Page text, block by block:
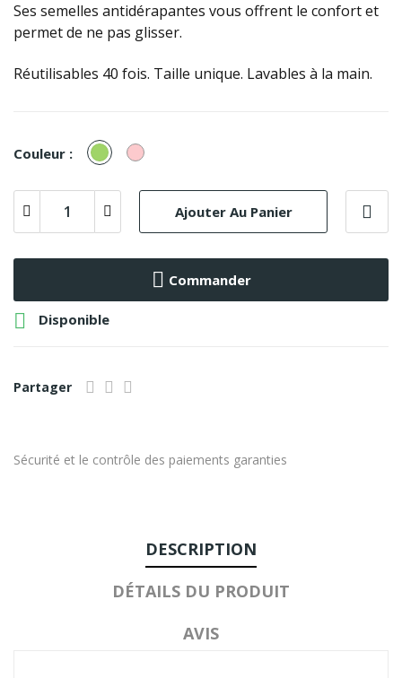
Ses semelles antidérapantes vous offrent le confort et
permet de ne pas glisser.
Réutilisables 40 fois. Taille unique. Lavables à la main.
Couleur : Vert Rose
Ajouter Au Panier
Commander
 Disponible
Partager
Sécurité et le contrôle des paiements garanties
DESCRIPTION
DÉTAILS DU PRODUIT
AVIS